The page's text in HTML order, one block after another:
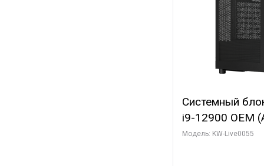
Системный
i9-12900 OEM
C16 8EC/8PC/
Модель: KW-Live0055